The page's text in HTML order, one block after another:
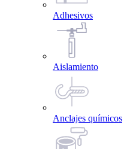
Adhesivos
Aislamiento
Anclajes químicos